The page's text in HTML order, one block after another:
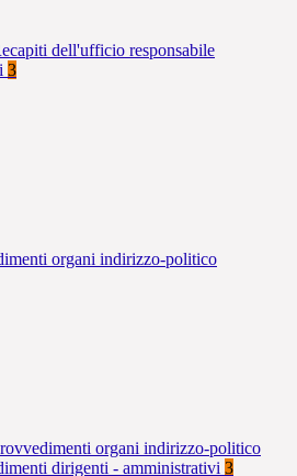
dell'ufficio responsabile
3
organi indirizzo-politico
organi indirizzo-politico
dirigenti - amministrativi 3